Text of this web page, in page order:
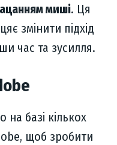
миші. Ця
змінити підхід
час та зусилля.
на базі кількох
щоб зробити